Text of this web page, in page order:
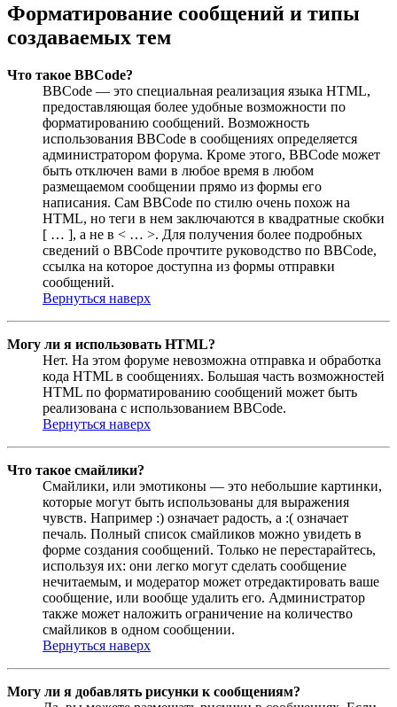
Форматирование сообщений и типы
создаваемых тем
Что такое BBCode?
BBCode — это специальная реализация языка HTML,
предоставляющая более удобные возможности по
форматированию сообщений. Возможность
использования BBCode в сообщениях определяется
администратором форума. Кроме этого, BBCode может
быть отключен вами в любое время в любом
размещаемом сообщении прямо из формы его
написания. Сам BBCode по стилю очень похож на
HTML, но теги в нем заключаются в квадратные скобки
[ … ], а не в < … >. Для получения более подробных
сведений о BBCode прочтите руководство по BBCode,
ссылка на которое доступна из формы отправки
сообщений.
Вернуться наверх
Могу ли я использовать HTML?
Нет. На этом форуме невозможна отправка и обработка
кода HTML в сообщениях. Большая часть возможностей
HTML по форматированию сообщений может быть
реализована с использованием BBCode.
Вернуться наверх
Что такое смайлики?
Смайлики, или эмотиконы — это небольшие картинки,
которые могут быть использованы для выражения
чувств. Например :) означает радость, а :( означает
печаль. Полный список смайликов можно увидеть в
форме создания сообщений. Только не перестарайтесь,
используя их: они легко могут сделать сообщение
нечитаемым, и модератор может отредактировать ваше
сообщение, или вообще удалить его. Администратор
также может наложить ограничение на количество
смайликов в одном сообщении.
Вернуться наверх
Могу ли я добавлять рисунки к сообщениям?